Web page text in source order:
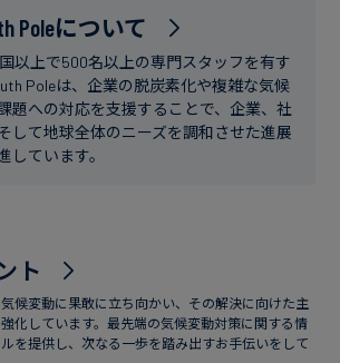
フ
ァ
イ
ナ
ン
ー
ス
Poleについて
以上で500名以上の専門スタッフを有す
Poleは、企業の脱炭素化や複雑な気候
題への対応を支援することで、企業、社
して地球全体のニーズを調和させた進展
しています。
ト
候変動に果敢に立ち向かい、その解決に向けた主
化しています。最先端の気候変動対策に関する情
を提供し、次なる一歩を踏み出すお手伝いをして